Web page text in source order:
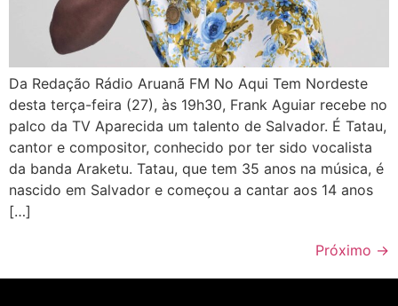
Da Redação Rádio Aruanã FM No Aqui Tem Nordeste
desta terça-feira (27), às 19h30, Frank Aguiar recebe no
palco da TV Aparecida um talento de Salvador. É Tatau,
cantor e compositor, conhecido por ter sido vocalista
da banda Araketu. Tatau, que tem 35 anos na música, é
nascido em Salvador e começou a cantar aos 14 anos
[…]
Próximo →